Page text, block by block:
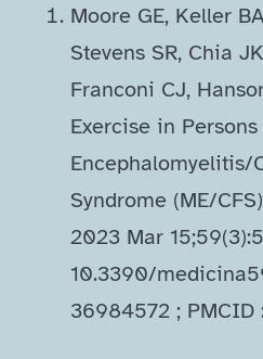
Moore GE, Keller
Stevens SR, Chia
Franconi CJ,
Exercise in
Encephalomyelitis/​
Syndrome (ME/​
2023 Mar
10.3390/
36984572 ; PMCID